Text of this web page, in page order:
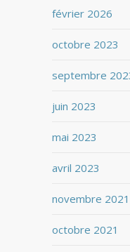
février 2026
octobre 2023
septembre
juin 2023
mai 2023
avril 2023
novembre 2021
octobre 2021